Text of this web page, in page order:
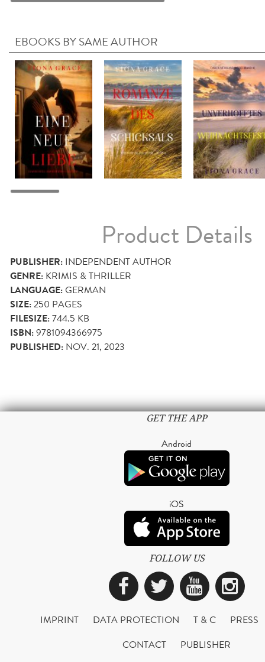
EBOOKS BY SAME AUTHOR
Product Details
PUBLISHER: INDEPENDENT AUTHOR
GENRE: KRIMIS & THRILLER
LANGUAGE:GERMAN
SIZE:250 PAGES
FILESIZE:744.5 KB
ISBN:9781094366975
PUBLISHED: NOV. 21, 2023
GET THE APP
Android
iOS
FOLLOW US
Facebook
Twitter
IMPRINT DATA PROTECTION T & C
PRESS
CONTACT
PUBLISHER